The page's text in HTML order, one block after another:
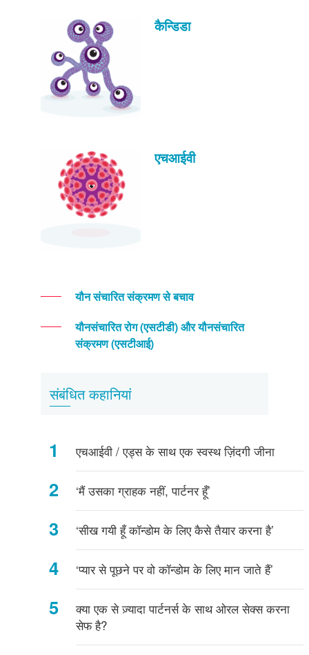
कैन्डिडा
एचआईवी
यौन संचारित संक्रमण से बचाव
यौनसंचारित रोग (एसटीडी) और यौनसंचारित
संक्रमण (एसटीआई)
संबंधित कहानियां
एचआईवी / एड्स के साथ एक स्वस्थ ज़िंदगी जीना
‘मैं उसका ग्राहक नहीं, पार्टनर हूँ’
‘सीख गयी हूँ कॉन्डोम के लिए कैसे तैयार करना है’
‘प्यार से पूछने पर वो कॉन्डोम के लिए मान जाते हैं’
क्या एक से ज़्यादा पार्टनर्स के साथ ओरल सेक्स करना
सेफ है?